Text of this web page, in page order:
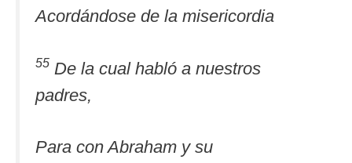
Acordándose de la misericordia
55 De la cual habló a nuestros
padres,
Para con Abraham y su